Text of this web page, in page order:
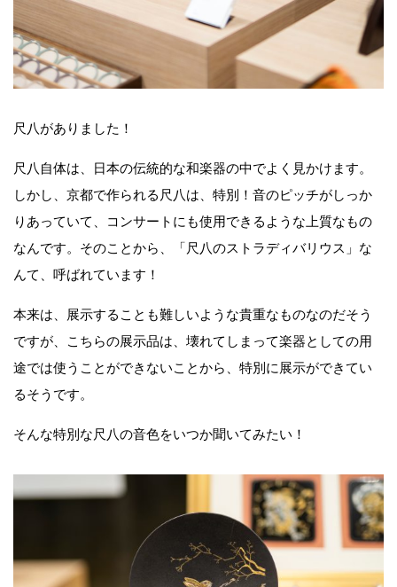
尺八がありました！
尺八自体は、日本の伝統的な和楽器の中でよく見かけます。
しかし、京都で作られる尺八は、特別！音のピッチがしっか
りあっていて、コンサートにも使用できるような上質なもの
なんです。そのことから、「尺八のストラディバリウス」な
んて、呼ばれています！
本来は、展示することも難しいような貴重なものなのだそう
ですが、こちらの展示品は、壊れてしまって楽器としての用
途では使うことができないことから、特別に展示ができてい
るそうです。
そんな特別な尺八の音色をいつか聞いてみたい！